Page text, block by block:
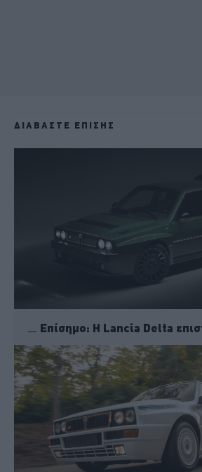
ΔΙΑΒΑΣΤΕ ΕΠΙΣΗΣ
Επίσημο: H Lancia Delta